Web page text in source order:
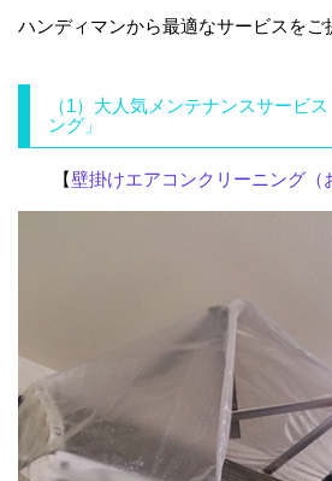
ハンディマンから最適なサービスをご
（1）大人気メンテナンスサービ
ング」
【壁掛けエアコンクリーニング（